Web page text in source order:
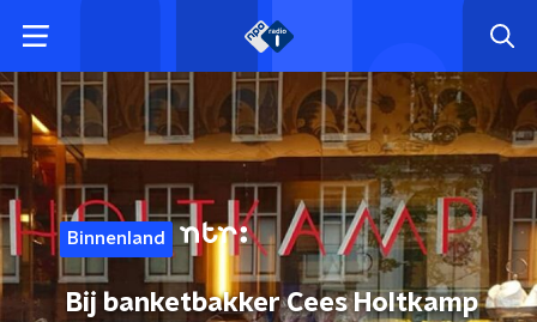
Binnenland
Bij banketbakker Cees Holtkamp